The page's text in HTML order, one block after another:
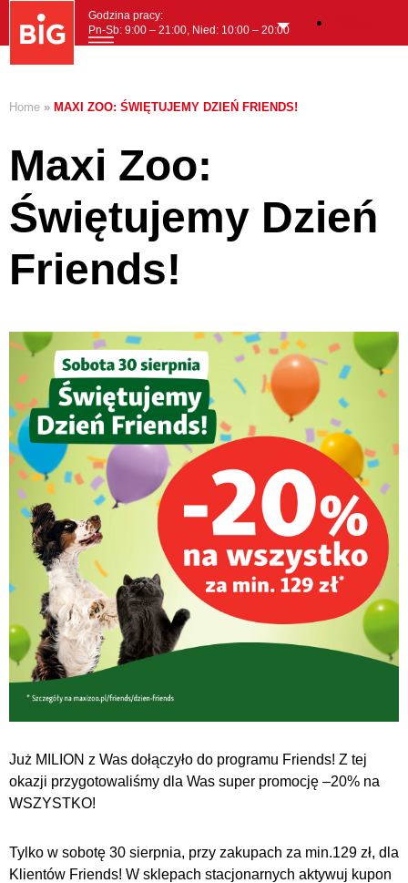
Godzina pracy:
Pn-Sb: 9:00 – 21:00, Nied: 10:00 – 20:00
Home » MAXI ZOO: ŚWIĘTUJEMY DZIEŃ FRIENDS!
Maxi Zoo:
Świętujemy Dzień
Friends!
Już MILION z Was dołączyło do programu Friends! Z tej
okazji przygotowaliśmy dla Was super promocję –20% na
WSZYSTKO!
Tylko w sobotę 30 sierpnia, przy zakupach za min.129 zł, dla
Klientów Friends! W sklepach stacjonarnych aktywuj kupon